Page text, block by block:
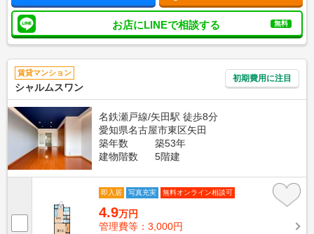
お店にLINEで相談する 無料
賃貸マンション
シャルムスワン
初期費用に注目
名鉄瀬戸線/矢田駅 徒歩8分
愛知県名古屋市東区矢田
築年数
築53年
建物階数
5階建
即入居 写真充実 無料オンライン相談可
4.9万円
管理費等：3,000円